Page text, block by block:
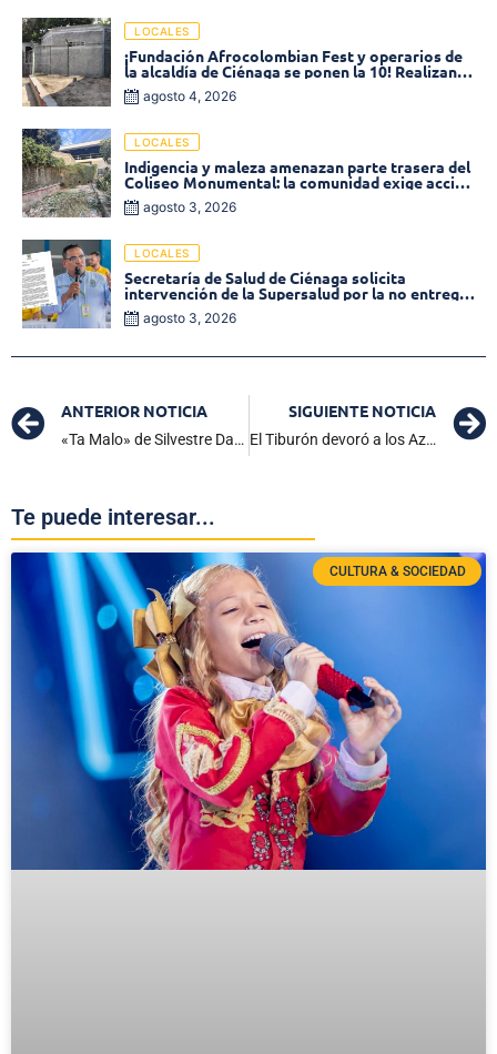
LOCALES
¡Fundación Afrocolombian Fest y operarios de
la alcaldía de Ciénaga se ponen la 10! Realizan
limpieza de la parte posterior del Coliseo
Monumental
agosto 4, 2026
LOCALES
Indigencia y maleza amenazan parte trasera del
Coliseo Monumental: la comunidad exige acción
inmediata!
agosto 3, 2026
LOCALES
Secretaría de Salud de Ciénaga solicita
intervención de la Supersalud por la no entrega
de medicamentos en las EPS
agosto 3, 2026
ANTERIOR NOTICIA
«Ta Malo» de Silvestre Dangond se lleva el Latin Grammy al Mejor Álbum Cumbia-Vallenato
SIGUIENTE NOTICIA
El Tiburón devoró a los Azucareros y asegura su lugar en los cuadrangulares de la Liga II-2024
Te puede interesar...
CULTURA & SOCIEDAD